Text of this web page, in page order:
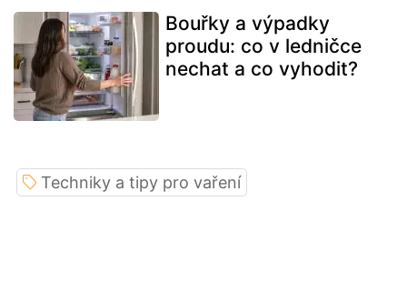
Bouřky a výpadky
proudu: co v ledničce
nechat a co vyhodit?
Techniky a tipy pro vaření